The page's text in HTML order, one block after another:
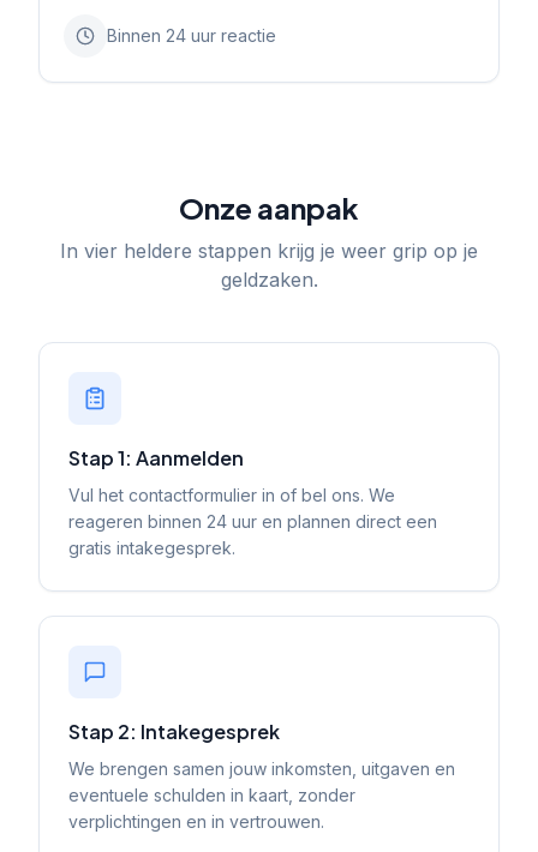
Binnen 24 uur reactie
Onze aanpak
In vier heldere stappen krijg je weer grip op je
geldzaken.
Stap 1: Aanmelden
Vul het contactformulier in of bel ons. We
reageren binnen 24 uur en plannen direct een
gratis intakegesprek.
Stap 2: Intakegesprek
We brengen samen jouw inkomsten, uitgaven en
eventuele schulden in kaart, zonder
verplichtingen en in vertrouwen.